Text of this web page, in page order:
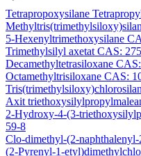
Tetrapropoxysilane
5-Hexenyltrimethoxysilane
Trimethylsilyl axetat CAS:
Decamethyltetrasiloxane
Octamethyltrisiloxane CAS:
Axit
2-Hydroxy-4-(3-
59-8
Clo-dimethyl-(2-
(2-Pyrenyl-1-